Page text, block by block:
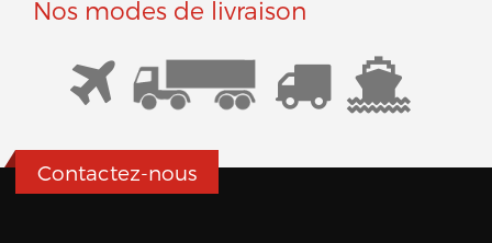
Nos modes de livraison
Contactez-nous